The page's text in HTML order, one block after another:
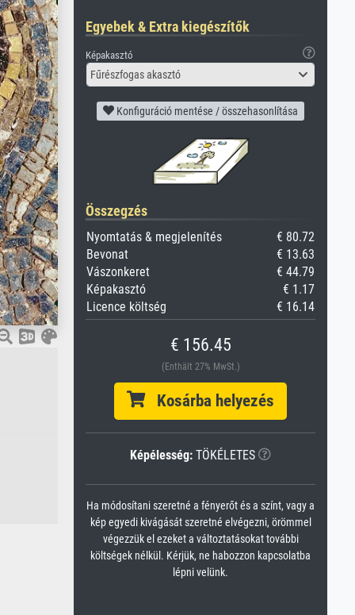
Egyebek & Extra kiegészítők
Képakasztó
Fűrészfogas akasztó
Konfiguráció mentése / összehasonlítása
Összegzés
Nyomtatás & megjelenítés
€ 80.72
Bevonat
€ 13.63
Vászonkeret
€ 44.79
Képakasztó
€ 1.17
Licence költség
€ 16.14
€ 156.45
(Enthält 27% MwSt.)
Kosárba helyezés
Képélesség: TÖKÉLETES
Ha módosítani szeretné a fényerőt és a színt, vagy a
kép egyedi kivágását szeretné elvégezni, örömmel
végezzük el ezeket a változtatásokat további
költségek nélkül. Kérjük, ne habozzon kapcsolatba
lépni velünk.